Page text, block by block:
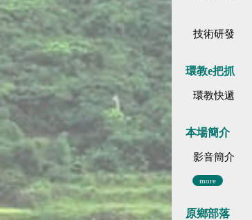
技術研發
環教e把抓
環教快遞
本場簡介
影音簡介
more
原鄉部落